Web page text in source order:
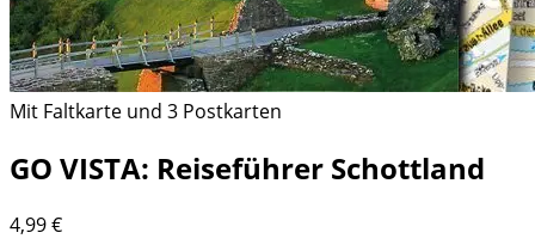
Mit Faltkarte und 3 Postkarten
GO VISTA: Reiseführer Schottland
4,99€